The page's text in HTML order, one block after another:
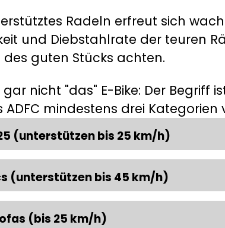
Radeln erfreut sich
und Diebstahlrate der teuren
guten Stücks achten.
gar nicht "das" E-Bike: Der
mindestens drei
(unterstützen bis 25 km/h)
(unterstützen bis 45 km/h)
(bis 25 km/h)